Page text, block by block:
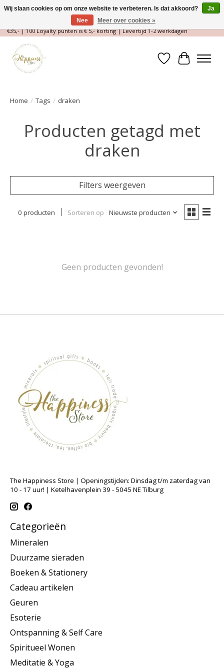
Magische Conceptstore, Edelstenen & Spirituele winkel | Gratis verzending >
€35,- | 100 Loyalty punten is € 5,- korting | Levertijd 1-2 werkdagen
Verlanglijst
Home / Tags / draken
Producten getagd met
draken
Filters weergeven
0 producten Sorteren op Nieuwste producten
Geen producten gevonden!
The Happiness Store | Openingstijden: Dinsdag t/m zaterdag van
10 - 17 uur! | Ketelhavenplein 39 - 5045 NE Tilburg
Categorieën
Mineralen
Duurzame sieraden
Boeken & Stationery
Cadeau artikelen
Geuren
Esoterie
Ontspanning & Self Care
Spiritueel Wonen
Meditatie & Yoga
Wij slaan cookies op om onze website te verbeteren. Is dat akkoord?
Ja
Nee
Meer over cookies »